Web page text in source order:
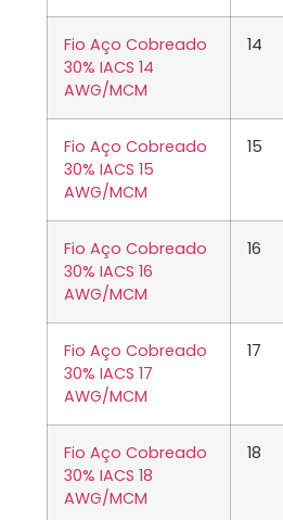
Fio Aço Cobreado
30% IACS 14
AWG/MCM
14
Fio Aço Cobreado
30% IACS 15
AWG/MCM
15
Fio Aço Cobreado
30% IACS 16
AWG/MCM
16
Fio Aço Cobreado
30% IACS 17
AWG/MCM
17
Fio Aço Cobreado
30% IACS 18
AWG/MCM
18